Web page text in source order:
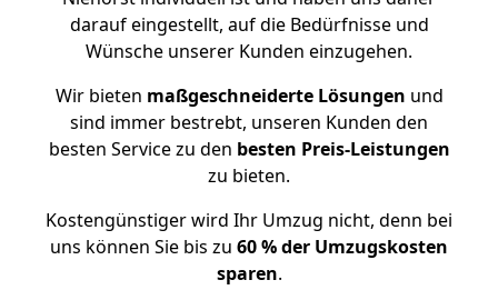
darauf eingestellt, auf die Bedürfnisse und
Wünsche unserer Kunden einzugehen.
Wir bieten maßgeschneiderte Lösungen und
sind immer bestrebt, unseren Kunden den
besten Service zu den besten Preis-Leistungen
zu bieten.
Kostengünstiger wird Ihr Umzug nicht, denn bei
uns können Sie bis zu 60 % der Umzugskosten
sparen.